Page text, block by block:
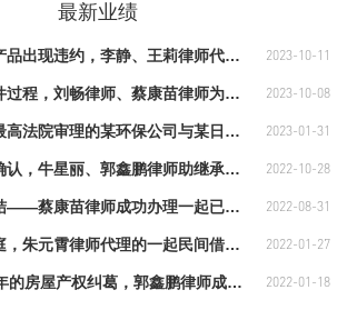
最新业绩
约，李静、王莉律师代理案件在仲裁委顺利立案 2023-10-11
畅律师、蔡康苗律师为诈骗罪案当事人成功取保 2023-10-08
环保公司与某日本株式会社侵害发明专利权纠纷上诉案 2023-01-31
星丽、郭鑫鹏律师助继承案委托人获房产 2022-10-28
律师成功办理一起已故亲属银行余额继承案 2022-08-31
霄律师代理的一起民间借贷案件终获全胜 2022-01-27
权纠葛，郭鑫鹏律师成功为当事人追回房屋产权 2022-01-18